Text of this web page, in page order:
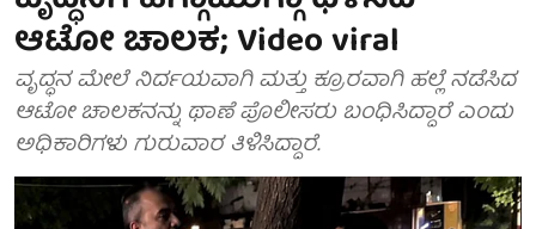
ಆಟೋ ಚಾಲಕ; Video viral
ವೃದ್ಧನ ಮೇಲೆ ನಿರ್ದಯವಾಗಿ ಮತ್ತು ಕ್ರೂರವಾಗಿ ಹಲ್ಲೆ ನಡೆಸಿದ
ಆಟೋ ಚಾಲಕನನ್ನು ಥಾಣೆ ಪೊಲೀಸರು ಬಂಧಿಸಿದ್ದಾರೆ ಎಂದು
ಅಧಿಕಾರಿಗಳು ಗುರುವಾರ ತಿಳಿಸಿದ್ದಾರೆ.